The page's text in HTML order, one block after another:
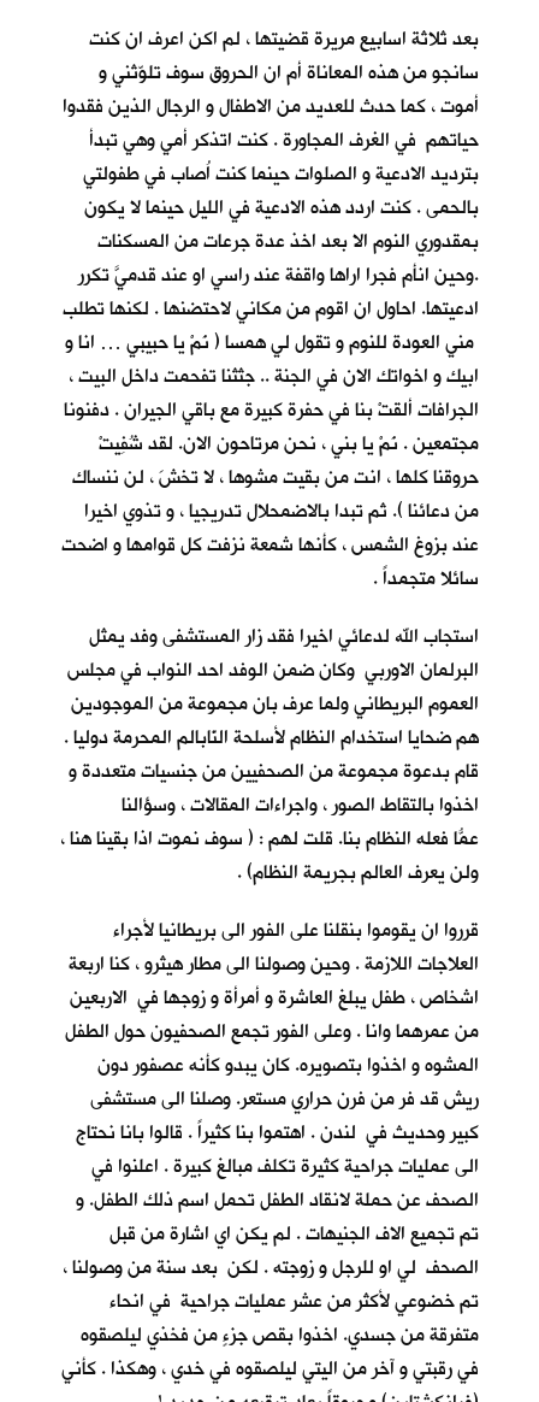
بعد ثلاثة اسابيع مريرة قضيتها ، لم اكن اعرف ان كنت
سانجو من هذه المعاناة أم ان الحروق سوف تلوّثني و
أموت ، كما حدث للعديد من الاطفال و الرجال الذين فقدوا
حياتهم في الغرف المجاورة . كنت اتذكر أمي وهي تبدأ
بترديد الادعية و الصلوات حينما كنت اُصاب في طفولتي
بالحمى . كنت اردد هذه الادعية في الليل حينما لا يكون
بمقدوري النوم الا بعد اخذ عدة جرعات من المسكنات
.وحين انأم فجرا اراها واقفة عند راسي او عند قدميَّ تكرر
ادعيتها. احاول ان اقوم من مكاني لاحتضنها . لكنها تطلب
مني العودة للنوم و تقول لي همسا ( نَمْ يا حبيبي … انا و
ابيك و اخواتك الان في الجنة .. جثثنا تفحمت داخل البيت ،
الجرافات ألقتْ بنا في حفرة كبيرة مع باقي الجيران . دفنونا
مجتمعين . نَمْ يا بني ، نحن مرتاحون الان. لقد شُفِيتْ
حروقنا كلها ، انت من بقيت مشوها ، لا تخشَ ، لن ننساك
من دعائنا ). ثم تبدا بالاضمحلال تدريجيا ، و تذوي اخيرا
عند بزوغ الشمس ، كأنها شمعة نزفت كل قوامها و اضحت
سائلا متجمداً .
استجاب الله لدعائي اخيرا فقد زار المستشفى وفد يمثل
البرلمان الاوربي وكان ضمن الوفد احد النواب في مجلس
العموم البريطاني ولما عرف بان مجموعة من الموجودين
هم ضحايا استخدام النظام لأسلحة النّابالم المحرمة دوليا .
قام بدعوة مجموعة من الصحفيين من جنسيات متعددة و
اخذوا بالتقاط الصور ، واجراءات المقالات ، وسؤالنا
عمّا فعله النظام بنا. قلت ُلهم : ( سوف نموت اذا بقينا هنا ،
ولن يعرف العالم بجريمة النظام) .
قرروا ان يقوموا بنقلنا على الفور الى بريطانيا لأجراء
العلاجات اللازمة . وحين وصولنا الى مطار هيثرو ، كنا اربعة
اشخاص ، طفل يبلغ العاشرة و أمرأة و زوجها في الاربعين
من عمرهما وانا . وعلى الفور تجمع الصحفيون حول الطفل
المشوه و اخذوا بتصويره. كان يبدو كأنه عصفور دون
ريش قد فر من فرن حراري مستعر. وصلنا الى مستشفى
كبير وحديث في لندن . اهتموا بنا كثيراً . قالوا بانا نحتاج
الى عمليات جراحية كثيرة تكلف مبالغ كبيرة . اعلنوا في
الصحف عن حملة لانقاد الطفل تحمل اسم ذلك الطفل. و
تم تجميع الاف الجنيهات . لم يكن اي اشارة من قبل
الصحف لي او للرجل و زوجته . لكن بعد سنة من وصولنا ،
تم خضوعي لأكثر من عشر عمليات جراحية في انحاء
متفرقة من جسدي. اخذوا بقص جزءٍ من فخذي ليلصقوه
في رقبتي و آخر من اليتي ليلصقوه في خدي ، وهكذا . كأني